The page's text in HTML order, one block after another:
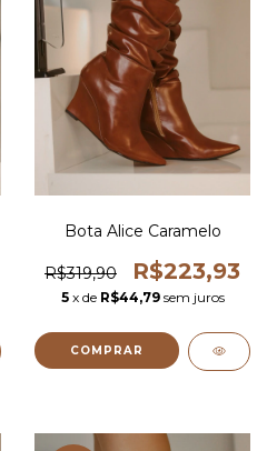
Bota Alice Caramelo
R$319,90 R$223,93
5 x de R$44,79 sem juros
COMPRAR